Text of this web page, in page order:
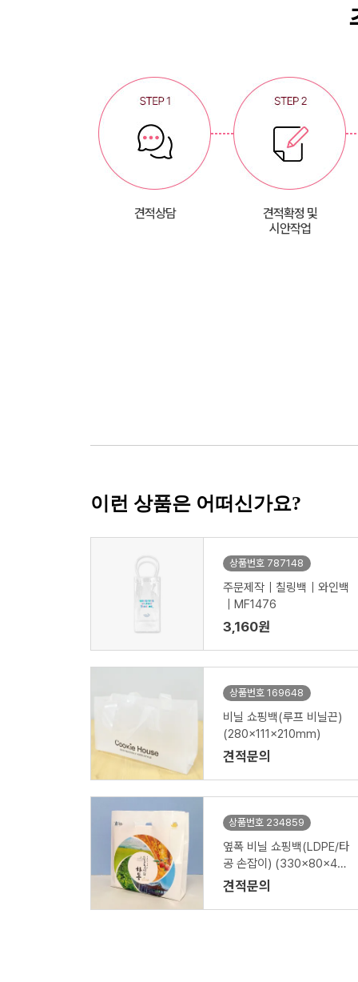
견적상담
견적확정 및
시안작업
이런 상품은 어떠신가요?
상품번호 787148
주문제작｜칠링백｜와인백
｜MF1476
3,160원
상품번호 169648
비닐 쇼핑백(루프 비닐끈)
(280x111x210mm)
견적문의
상품번호 234859
옆폭 비닐 쇼핑백(LDPE/타
공 손잡이) (330x80x40
0mm)
견적문의